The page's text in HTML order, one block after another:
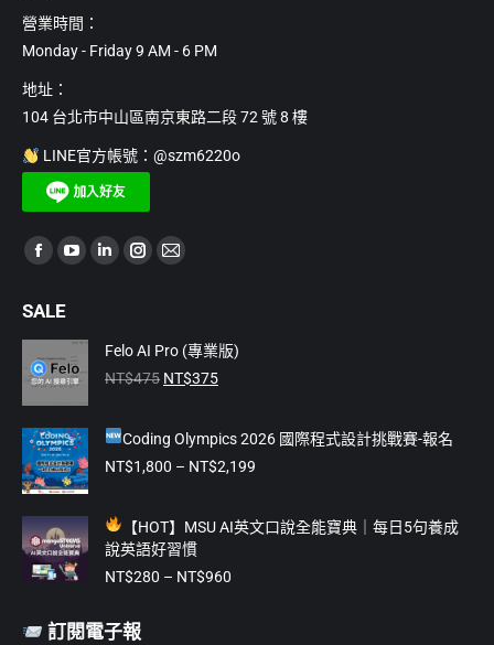
營業時間：
Monday - Friday 9 AM - 6 PM
地址：
104 台北市中山區南京東路二段 72 號 8 樓
LINE官方帳號：@szm6220o
Find us on:
Facebook
opens
new
window
YouTube
new
window
Linkedin
in
new
Instagram
in
new
Mail
in
new
SALE
Felo AI Pro (專業版)
NT$475 原
格：
NT$475。
NT$375目
格：
NT$375。
Coding Olympics 2026 國際程式設計挑戰賽-報名
NT$1,800 – NT$2,199
圍：
【HOT】MSU AI英文口說全能寶典｜每日5句養成
說英語好習慣
NT$280 – NT$960
訂閱電子報